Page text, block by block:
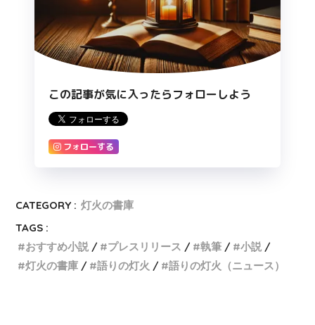
この記事が気に入ったらフォローしよう
フォローする
CATEGORY : 灯火の書庫
TAGS :
おすすめ小説
プレスリリース 執筆
小説
灯火の書庫
語りの灯火 語りの灯火（ニュース）